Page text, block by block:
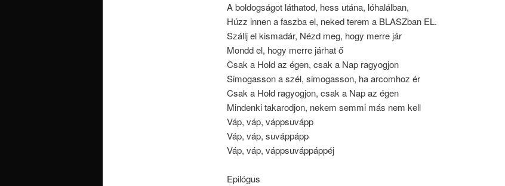
A boldogságot láthatod, hess utána, lóhalálban,
Húzz innen a faszba el, neked terem a BLASZban EL.
Szállj el kismadár, Nézd meg, hogy merre jár
Mondd el, hogy merre járhat ő
Csak a Hold az égen, csak a Nap ragyogjon
Simogasson a szél, simogasson, ha arcomhoz ér
Csak a Hold ragyogjon, csak a Nap az égen
Mindenki takarodjon, nekem semmi más nem kell
Váp, váp, váppsuvápp
Váp, váp, suváppápp
Váp, váp, váppsuváppáppéj
Epilógus